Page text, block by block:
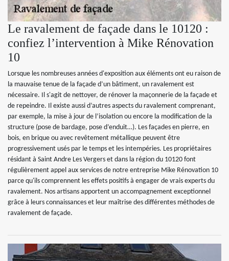
Le ravalement de façade dans le 10120 :
confiez l’intervention à Mike Rénovation
10
Lorsque les nombreuses années d'exposition aux éléments ont eu raison de
la mauvaise tenue de la façade d’un bâtiment, un ravalement est
nécessaire. Il s'agit de nettoyer, de rénover la maçonnerie de la façade et
de repeindre. Il existe aussi d’autres aspects du ravalement comprenant,
par exemple, la mise à jour de l’isolation ou encore la modification de la
structure (pose de bardage, pose d’enduit…). Les façades en pierre, en
bois, en brique ou avec revêtement métallique peuvent être
progressivement usés par le temps et les intempéries. Les propriétaires
résidant à Saint Andre Les Vergers et dans la région du 10120 font
régulièrement appel aux services de notre entreprise Mike Rénovation 10
parce qu'ils comprennent les effets positifs à engager de vrais experts du
ravalement. Nos artisans apportent un accompagnement exceptionnel
grâce à leurs connaissances et leur maîtrise des différentes méthodes de
ravalement de façade.